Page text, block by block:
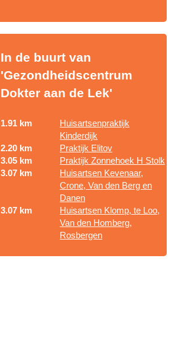
In de buurt van
'Gezondheidscentrum
Dokter aan de Lek'
1.91 km
Huisartsenpraktijk
Kinderdijk
2.20 km
Praktijk Elitov
3.05 km
Praktijk Zonnehoek H Stolk
3.07 km
Huisartsen Kevenaar,
Crone, Van den Berg en
Danen
3.07 km
Huisartsen Klomp, te Loo,
Van den Homberg,
Rosbergen